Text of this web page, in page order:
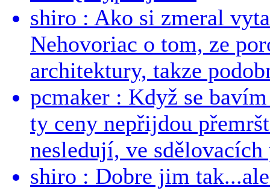
shiro : Ako si zmeral
Nehovoriac o tom, ze
architektury, takze
pcmaker : Když se
ty ceny nepřijdou
nesledují, ve sdělovacích
shiro : Dobre jim